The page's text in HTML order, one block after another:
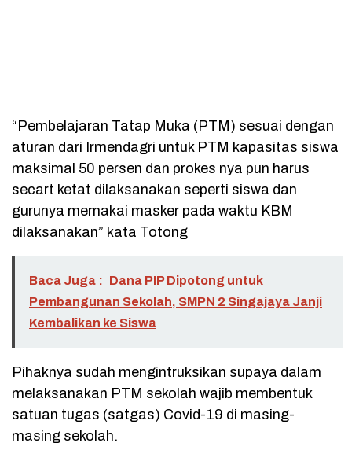
“Pembelajaran Tatap Muka (PTM) sesuai dengan
aturan dari Irmendagri untuk PTM kapasitas siswa
maksimal 50 persen dan prokes nya pun harus
secart ketat dilaksanakan seperti siswa dan
gurunya memakai masker pada waktu KBM
dilaksanakan” kata Totong
Baca Juga : Dana PIP Dipotong untuk
Pembangunan Sekolah, SMPN 2 Singajaya Janji
Kembalikan ke Siswa
Pihaknya sudah mengintruksikan supaya dalam
melaksanakan PTM sekolah wajib membentuk
satuan tugas (satgas) Covid-19 di masing-
masing sekolah.